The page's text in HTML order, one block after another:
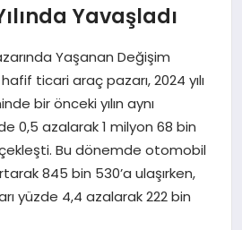
Yavaşladı
Yaşanan Değişim
ticari araç pazarı, 2024 yılı
bir önceki yılın aynı
0,5 azalarak 1 milyon 68 bin
Bu dönemde otomobil
845 bin 530’a ulaşırken,
yüzde 4,4 azalarak 222 bin